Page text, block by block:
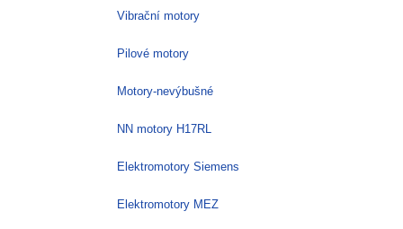
Vibrační motory
Pilové motory
Motory-nevýbušné
NN motory H17RL
Elektromotory Siemens
Elektromotory MEZ